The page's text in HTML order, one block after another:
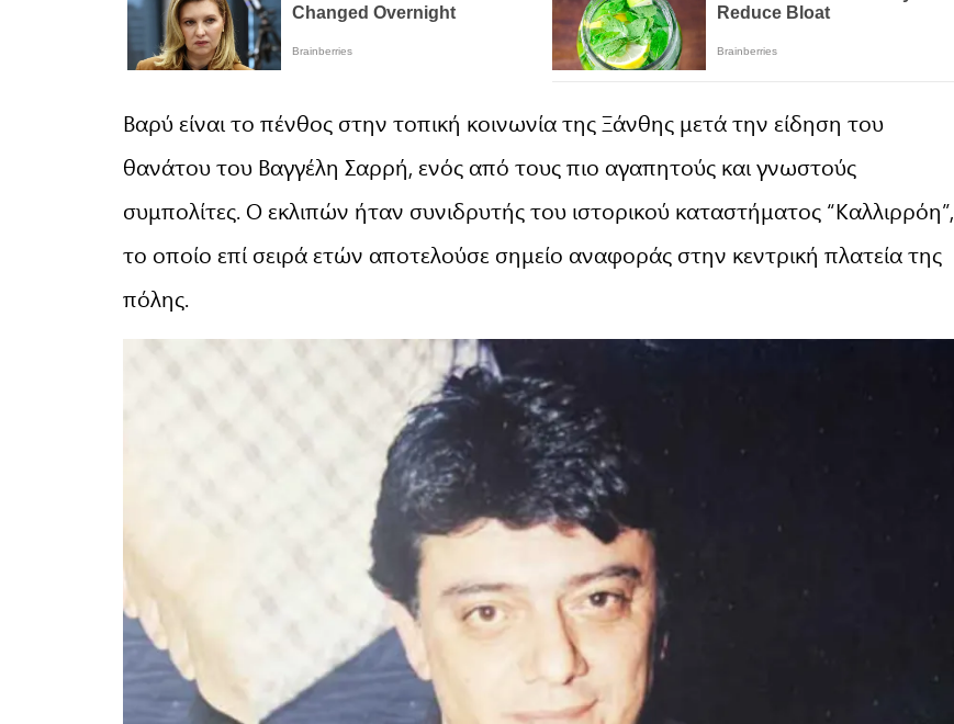
Βαρύ είναι το πένθος στην τοπική κοινωνία της Ξάνθης μετά την είδηση του
θανάτου του Βαγγέλη Σαρρή, ενός από τους πιο αγαπητούς και γνωστούς
συμπολίτες. Ο εκλιπών ήταν συνιδρυτής του ιστορικού καταστήματος “Καλλιρρόη”,
το οποίο επί σειρά ετών αποτελούσε σημείο αναφοράς στην κεντρική πλατεία της
πόλης.